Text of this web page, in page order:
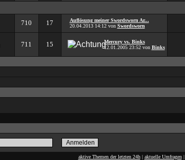
710 17
Auflösung meiner Swordsworn Ar...
20.04.2013 14:12von Swordsworn
711 15
Mercury vs. Binks
12.01.2005 23:52von Binks
aktive Themen der letzten 24h| aktuelle Umfragen|